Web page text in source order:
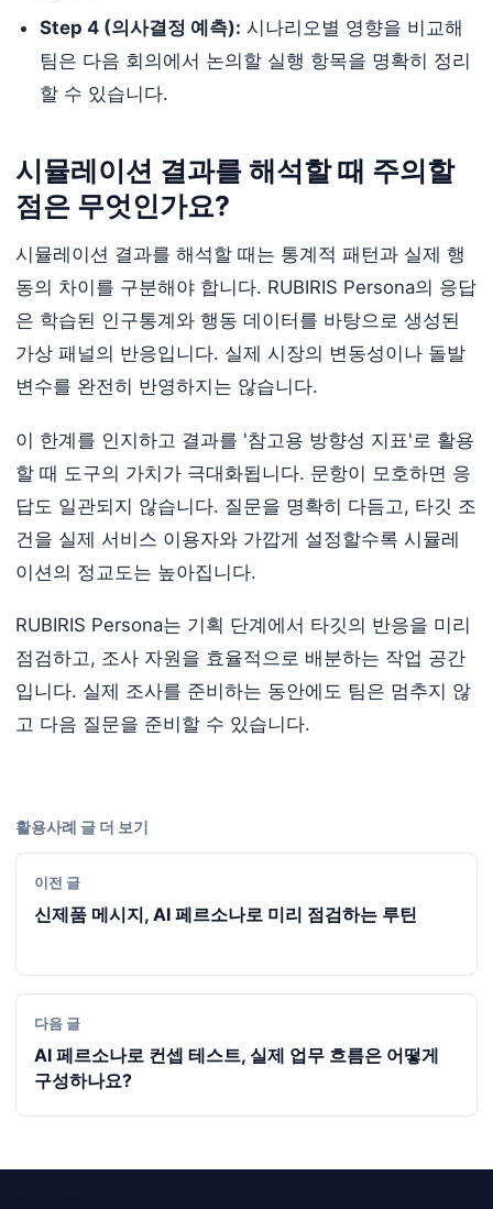
Step 4 (의사결정 예측): 시나리오별 영향을 비교해
팀은 다음 회의에서 논의할 실행 항목을 명확히 정리
할 수 있습니다.
시뮬레이션 결과를 해석할 때 주의할
점은 무엇인가요?
시뮬레이션 결과를 해석할 때는 통계적 패턴과 실제 행
동의 차이를 구분해야 합니다. RUBIRIS Persona의 응답
은 학습된 인구통계와 행동 데이터를 바탕으로 생성된
가상 패널의 반응입니다. 실제 시장의 변동성이나 돌발
변수를 완전히 반영하지는 않습니다.
이 한계를 인지하고 결과를 '참고용 방향성 지표'로 활용
할 때 도구의 가치가 극대화됩니다. 문항이 모호하면 응
답도 일관되지 않습니다. 질문을 명확히 다듬고, 타깃 조
건을 실제 서비스 이용자와 가깝게 설정할수록 시뮬레
이션의 정교도는 높아집니다.
RUBIRIS Persona는 기획 단계에서 타깃의 반응을 미리
점검하고, 조사 자원을 효율적으로 배분하는 작업 공간
입니다. 실제 조사를 준비하는 동안에도 팀은 멈추지 않
고 다음 질문을 준비할 수 있습니다.
활용사례 글 더 보기
이전 글
신제품 메시지, AI 페르소나로 미리 점검하는 루틴
다음 글
AI 페르소나로 컨셉 테스트, 실제 업무 흐름은 어떻게
구성하나요?